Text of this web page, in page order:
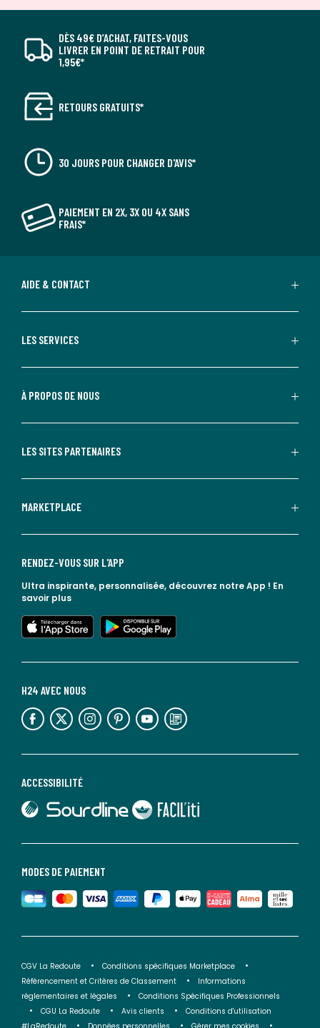
DÈS 49€ D’ACHAT, FAITES-VOUS
LIVRER EN POINT DE RETRAIT POUR
1,95€*
RETOURS GRATUITS*
30 JOURS POUR CHANGER D'AVIS*
PAIEMENT EN 2X, 3X OU 4X SANS
FRAIS*
AIDE & CONTACT
LES SERVICES
À PROPOS DE NOUS
LES SITES PARTENAIRES
MARKETPLACE
MODES DE PAIEMENT
ACCESSIBILITÉ
lien vers Sourdline
lien vers Faciliti
H24 AVEC NOUS
lien vers l'espace réseaux sociaux lien vers l'espace réseaux sociaux lien vers l'espace réseaux sociaux lien vers l'espace réseaux sociaux lien vers l'espace réseaux sociaux lien vers le blog la redoute
RENDEZ-VOUS SUR L'APP
Ultra inspirante, personnalisée, découvrez notre App ! En
savoir plus
lien vers l'app store
lien vers google play
CGV La Redoute
Conditions spécifiques Marketplace
Référencement et Critères de Classement
Informations
réglementaires et légales
Conditions Spécifiques Professionnels
CGU La Redoute
Avis clients
Conditions d'utilisation